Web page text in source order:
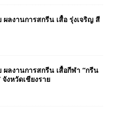
ผลงานการสกรีน เสื้อ รุ่งเจริญ สี
ผลงานการสกรีน เสื้อกีฬา “กรีน
งหวัดเชียงราย